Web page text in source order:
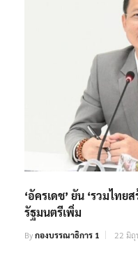
‘อัครเดช’ ยัน ‘รวมไทย
รัฐมนตรีเพิ่ม
Byกองบรรณาธิการ 1 22 มิ